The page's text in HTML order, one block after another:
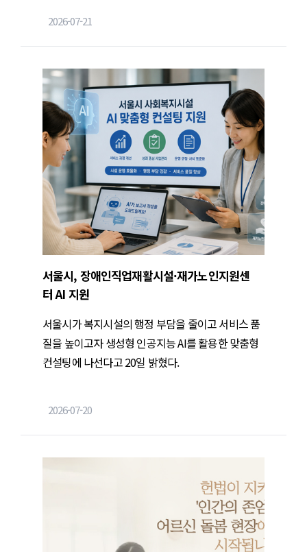
공에 많은 시간과 비용이 소요된다.
2026-07-21
서울시, 장애인직업재활시설·재가노인지원센
터 AI 지원
서울시가 복지시설의 행정 부담을 줄이고 서비스 품
질을 높이고자 생성형 인공지능 AI를 활용한 맞춤형
컨설팅에 나선다고 20일 밝혔다.
2026-07-20